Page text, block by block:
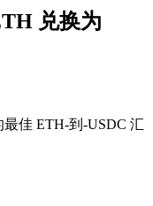
兑换为
佳 ETH-到-USDC 汇